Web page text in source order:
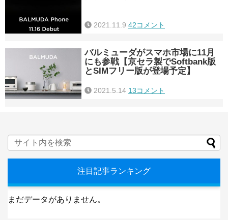
2021.11.9 42コメント
バルミューダがスマホ市場に11月
にも参戦【京セラ製でSoftbank版
とSIMフリー版が登場予定】
2021.5.14 13コメント
注目記事ランキング
まだデータがありません。